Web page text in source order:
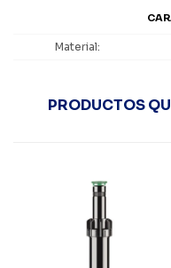
Material
PRODUCTOS